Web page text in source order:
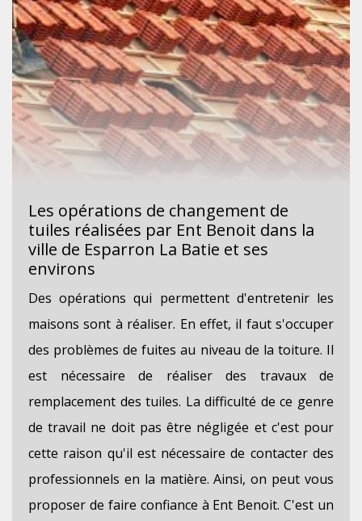
Les opérations de changement de
tuiles réalisées par Ent Benoit dans la
ville de Esparron La Batie et ses
environs
Des opérations qui permettent d'entretenir les
maisons sont à réaliser. En effet, il faut s'occuper
des problèmes de fuites au niveau de la toiture. Il
est nécessaire de réaliser des travaux de
remplacement des tuiles. La difficulté de ce genre
de travail ne doit pas être négligée et c'est pour
cette raison qu'il est nécessaire de contacter des
professionnels en la matière. Ainsi, on peut vous
proposer de faire confiance à Ent Benoit. C'est un